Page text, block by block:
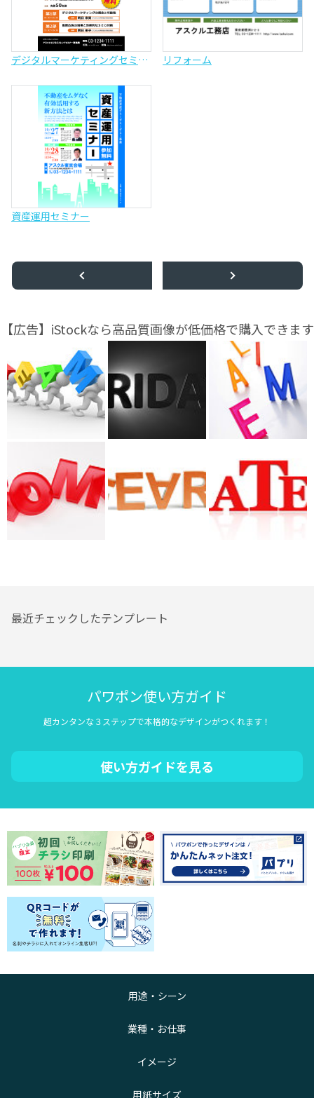
デジタルマーケティングセミナー リフォーム
資産運用セミナー
【広告】iStockなら高品質画像が低価格で購入できます
最近チェックしたテンプレート
パワポン使い方ガイド
超カンタンな３ステップで本格的なデザインがつくれます！
使い方ガイドを見る
用途・シーン
業種・お仕事
イメージ
用紙サイズ